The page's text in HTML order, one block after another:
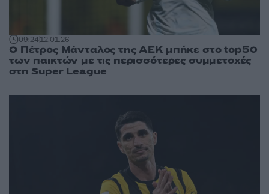
09:2412.01.26
Ο Πέτρος Μάνταλος της ΑΕΚ μπήκε στο top50
των παικτών με τις περισσότερες συμμετοχές
στη Super League